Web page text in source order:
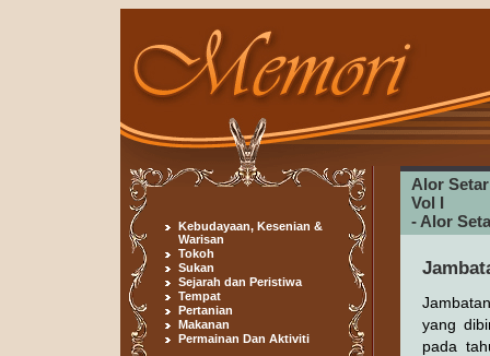
Kebudayaan, Kesenian &
Warisan
Tokoh
Sukan
Sejarah dan Peristiwa
Tempat
Pertanian
Makanan
Permainan Dan Aktiviti
Alor
Vol I
- Alor
yang
pada